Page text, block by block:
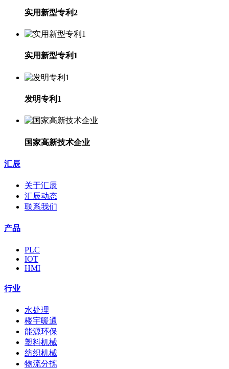
实用新型专利2
实用新型专利1
发明专利1
国家高新技术企业
汇辰
关于汇辰
汇辰动态
联系我们
产品
PLC
IOT
HMI
行业
水处理
楼宇暖通
能源环保
塑料机械
纺织机械
物流分拣